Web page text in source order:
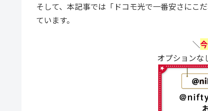
言えば「どれを選べばよいかわからない」
では、「速くて安いドコモ光のおすすめプ
そして、本記事では「ドコモ光で一番安さにこ
ています。
＼
オプションな